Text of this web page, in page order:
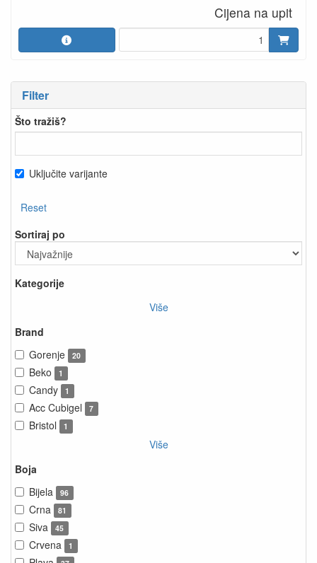
Filter
Što tražiš?
Uključite varijante
Reset
Sortiraj po
Kategorije
Više
Brand
Gorenje
20
Beko 1
Candy 1
Acc Cubigel 7
Bristol 1
Više
Boja
Bijela
96
Crna 81
Siva 45
Crvena 1
Cijena na upit